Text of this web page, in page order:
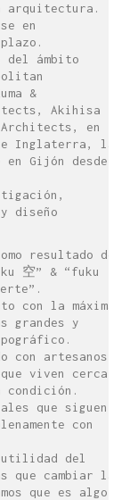
arquitectura.
en
del ámbito
&
Akihisa
Architects, en
e Inglaterra, la
Gijón desde
diseño
resultado de
空” & “fuku
con la máxima
grandes y
con artesanos
viven cerca
condición.
que siguen
con
utilidad del
que cambiar la
que es algo